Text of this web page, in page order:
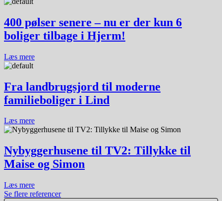
400 pølser senere – nu er der kun 6
boliger tilbage i Hjerm!
Læs mere
Fra landbrugsjord til moderne
familieboliger i Lind
Læs mere
Nybyggerhusene til TV2: Tillykke til
Maise og Simon
Læs mere
Se flere referencer